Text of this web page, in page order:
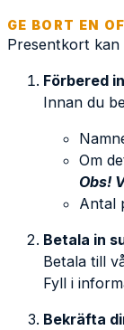
GE BORT EN
Presentkort kan
Förbered
Innan du
Om
Obs!
Antal
Betala in
Betala till
Fyll i
Bekräfta